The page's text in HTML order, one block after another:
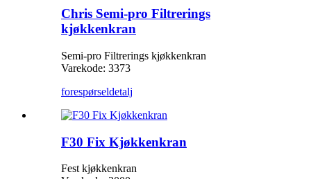
Chris Semi-pro Filtrerings
kjøkkenkran
Semi-pro Filtrerings kjøkkenkran
Varekode: 3373
forespørseldetalj
F30 Fix Kjøkkenkran
Fest kjøkkenkran